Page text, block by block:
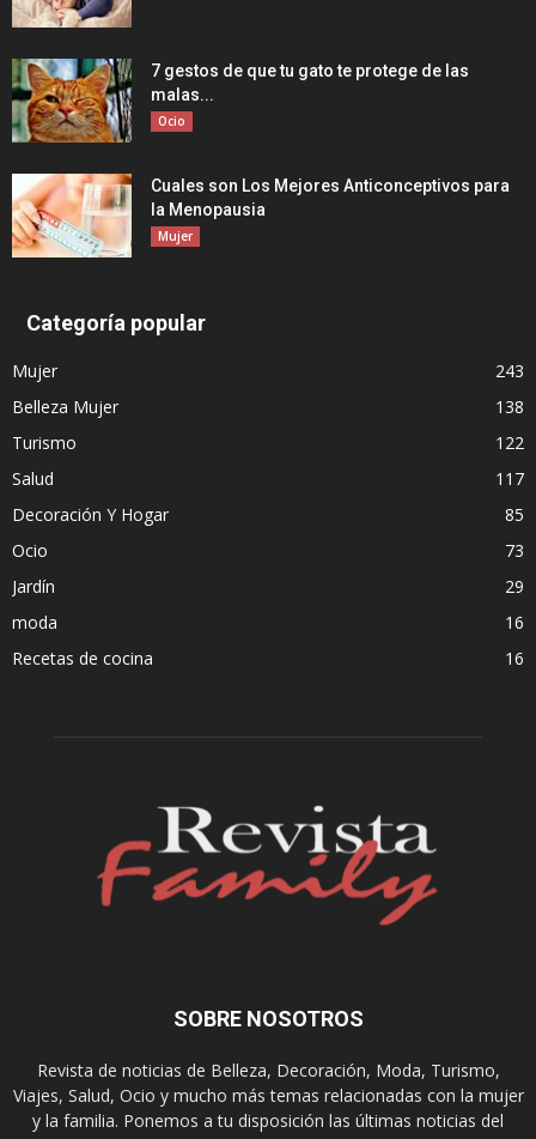
7 gestos de que tu gato te protege de las
malas...
Ocio
Cuales son Los Mejores Anticonceptivos para
la Menopausia
Mujer
Categoría popular
Mujer
243
Belleza Mujer
138
Turismo
122
Salud
117
Decoración Y Hogar
85
Ocio
73
Jardín
29
moda
16
Recetas de cocina
16
SOBRE NOSOTROS
Revista de noticias de Belleza, Decoración, Moda, Turismo,
Viajes, Salud, Ocio y mucho más temas relacionadas con la mujer
y la familia. Ponemos a tu disposición las últimas noticias del